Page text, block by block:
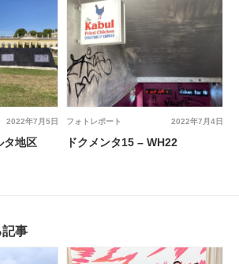
2022年7月5日
タ地区
2022年7月4日
フォトレポート
ドクメンタ15 – WH22
記事